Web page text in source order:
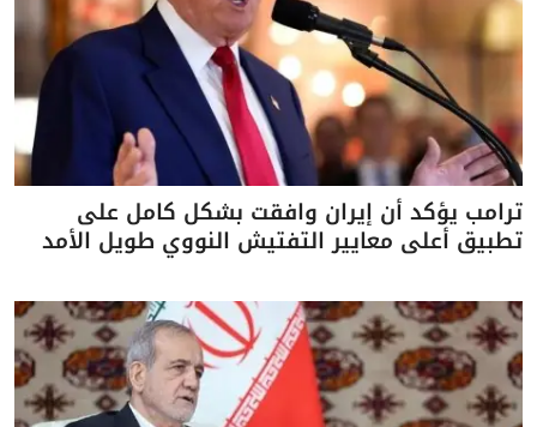
ترامب يؤكد أن إيران وافقت بشكل كامل على
تطبيق أعلى معايير التفتيش النووي طويل الأمد